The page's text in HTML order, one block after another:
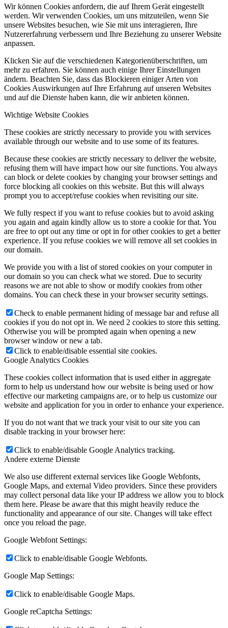
Wir können Cookies anfordern, die auf Ihrem Gerät eingestellt
werden. Wir verwenden Cookies, um uns mitzuteilen, wenn Sie
unsere Websites besuchen, wie Sie mit uns interagieren, Ihre
Nutzererfahrung verbessern und Ihre Beziehung zu unserer Website
anpassen.
Klicken Sie auf die verschiedenen Kategorienüberschriften, um
mehr zu erfahren. Sie können auch einige Ihrer Einstellungen
ändern. Beachten Sie, dass das Blockieren einiger Arten von
Cookies Auswirkungen auf Ihre Erfahrung auf unseren Websites
und auf die Dienste haben kann, die wir anbieten können.
Wichtige Website Cookies
These cookies are strictly necessary to provide you with services
available through our website and to use some of its features.
Because these cookies are strictly necessary to deliver the website,
refusing them will have impact how our site functions. You always
can block or delete cookies by changing your browser settings and
force blocking all cookies on this website. But this will always
prompt you to accept/refuse cookies when revisiting our site.
We fully respect if you want to refuse cookies but to avoid asking
you again and again kindly allow us to store a cookie for that. You
are free to opt out any time or opt in for other cookies to get a better
experience. If you refuse cookies we will remove all set cookies in
our domain.
We provide you with a list of stored cookies on your computer in
our domain so you can check what we stored. Due to security
reasons we are not able to show or modify cookies from other
domains. You can check these in your browser security settings.
Check to enable permanent hiding of message bar and refuse all
cookies if you do not opt in. We need 2 cookies to store this setting.
Otherwise you will be prompted again when opening a new
browser window or new a tab.
Click to enable/disable essential site cookies.
Google Analytics Cookies
These cookies collect information that is used either in aggregate
form to help us understand how our website is being used or how
effective our marketing campaigns are, or to help us customize our
website and application for you in order to enhance your experience.
If you do not want that we track your visit to our site you can
disable tracking in your browser here:
Click to enable/disable Google Analytics tracking.
Andere externe Dienste
We also use different external services like Google Webfonts,
Google Maps, and external Video providers. Since these providers
may collect personal data like your IP address we allow you to block
them here. Please be aware that this might heavily reduce the
functionality and appearance of our site. Changes will take effect
once you reload the page.
Google Webfont Settings:
Click to enable/disable Google Webfonts.
Google Map Settings:
Click to enable/disable Google Maps.
Google reCaptcha Settings: